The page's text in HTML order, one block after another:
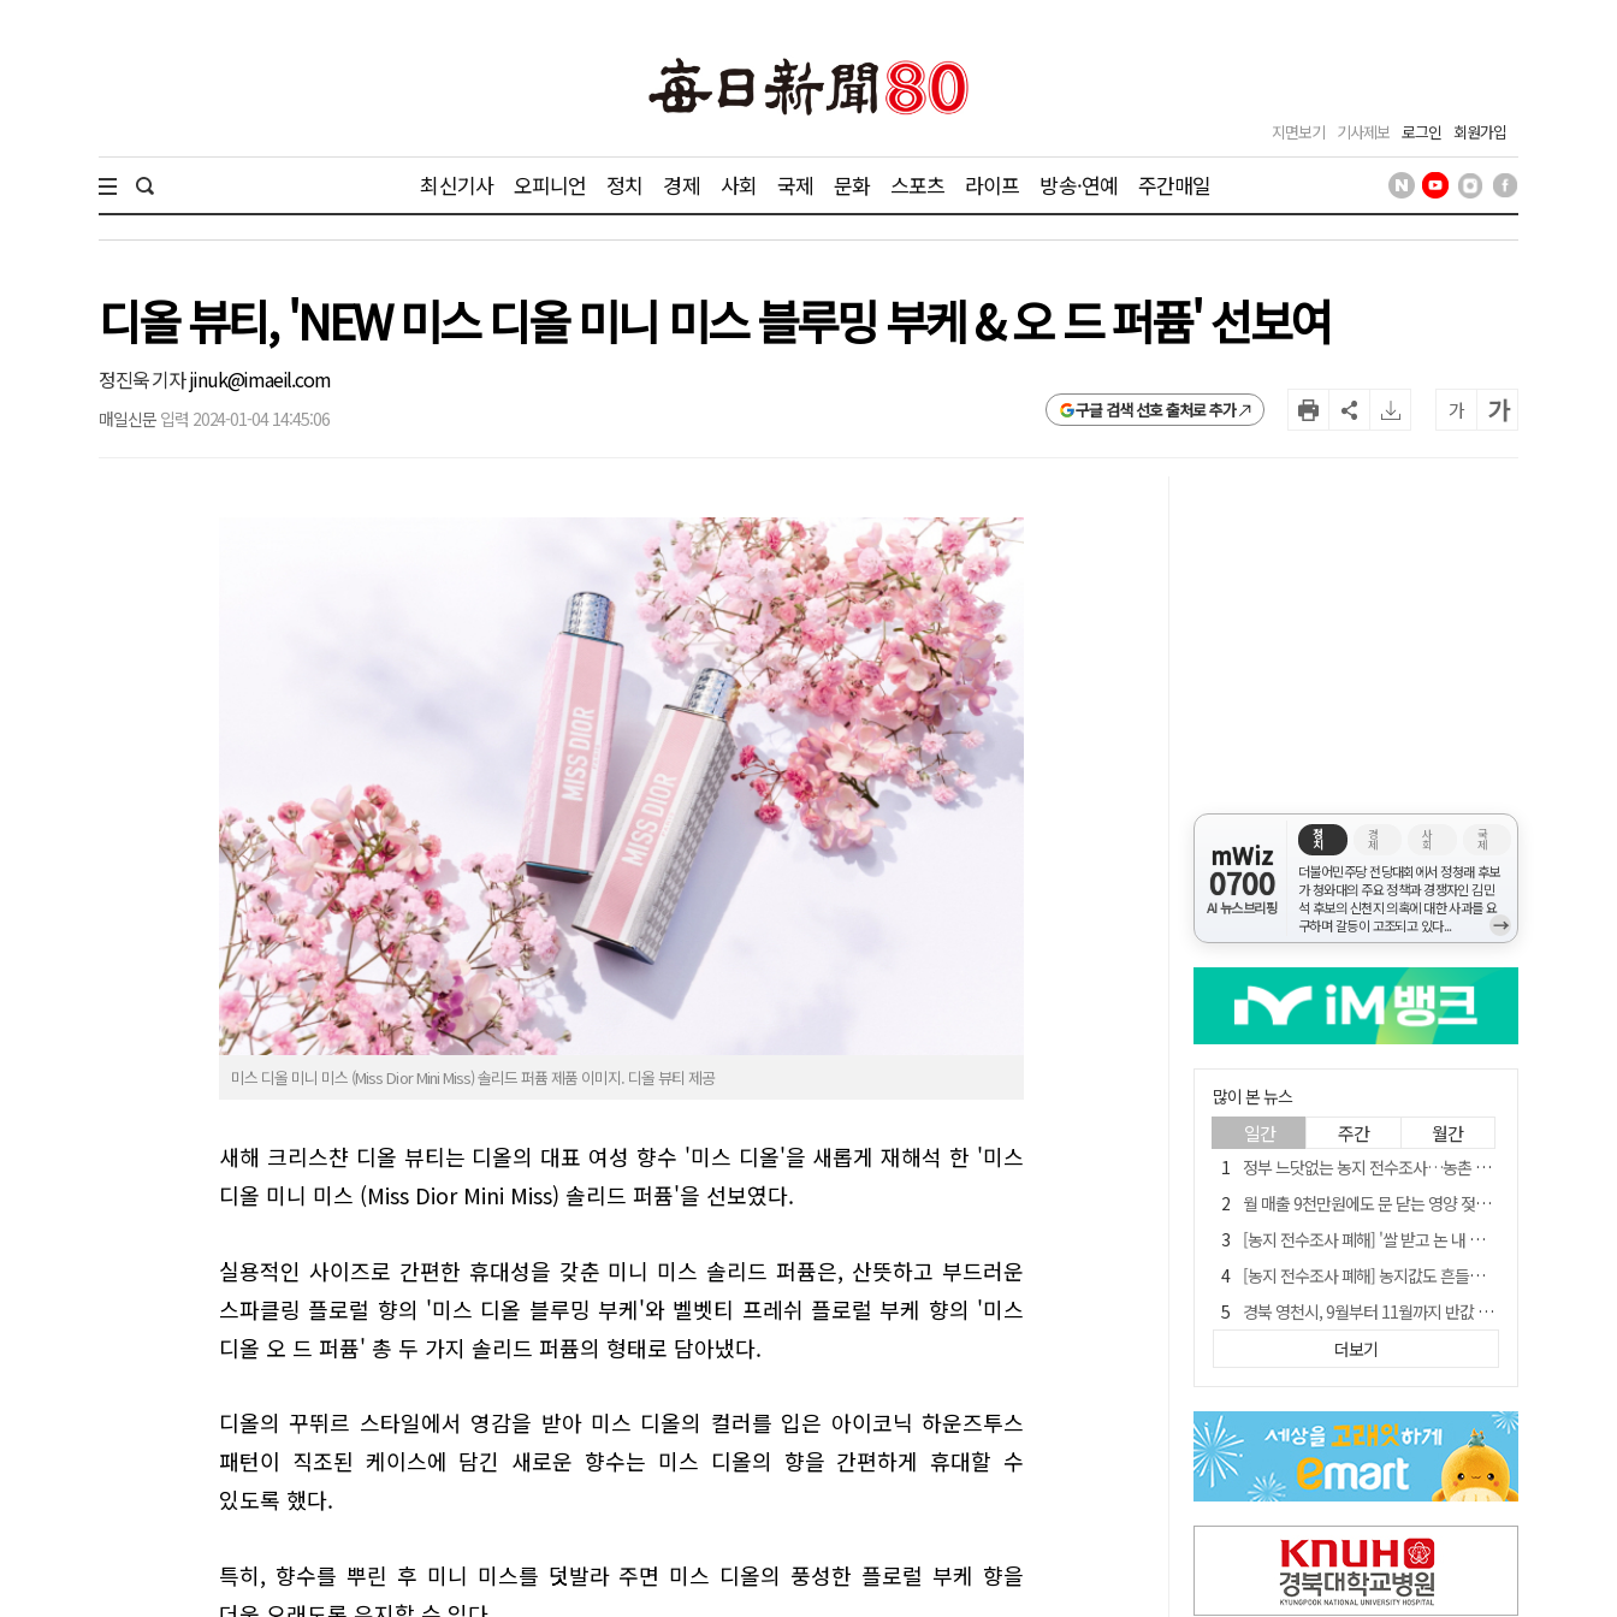
지면보기 기사제보 로그인 회원가입
최신기사 오피니언 정치 경제 사회 국제 문화 스포츠 라이프 방송·연예 주간매일
디올 뷰티, 'NEW 미스 디올 미니 미스 블루밍 부케 & 오 드 퍼퓸' 선보여
정진욱 기자jinuk@imaeil.com
매일신문 입력 2024-01-04 14:45:06 구글 검색 선호 출처로 추가 가 가
미스 디올 미니 미스 (Miss Dior Mini Miss) 솔리드 퍼퓸 제품 이미지. 디올 뷰티 제공
새해 크리스챤 디올 뷰티는 디올의 대표 여성 향수 '미스 디올'을 새롭게 재해석 한 '미스
디올 미니 미스 (Miss Dior Mini Miss) 솔리드 퍼퓸'을 선보였다.
실용적인 사이즈로 간편한 휴대성을 갖춘 미니 미스 솔리드 퍼퓸은, 산뜻하고 부드러운
스파클링 플로럴 향의 '미스 디올 블루밍 부케'와 벨벳티 프레쉬 플로럴 부케 향의 '미스
디올 오 드 퍼퓸' 총 두 가지 솔리드 퍼퓸의 형태로 담아냈다.
디올의 꾸뛰르 스타일에서 영감을 받아 미스 디올의 컬러를 입은 아이코닉 하운즈투스
패턴이 직조된 케이스에 담긴 새로운 향수는 미스 디올의 향을 간편하게 휴대할 수
있도록 했다.
특히, 향수를 뿌린 후 미니 미스를 덧발라 주면 미스 디올의 풍성한 플로럴 부케 향을
mWiz
0700
AI 뉴스브리핑
정
치
경
제
사
회
국
제
더불어민주당 전당대회에서 정청래 후보
가 청와대의 주요 정책과 경쟁자인 김민
석 후보의 신천지 의혹에 대한 사과를 요
구하며 갈등이 고조되고 있다...
→
많이 본 뉴스
일간 주간 월간
정부 느닷없는 농지 전수조사…농촌 들쑤시는 '경자유전'의 칼날
월 매출 9천만원에도 문 닫는 영양 젖소농장… "일할 사람이 없어"
[농지 전수조사 폐해] '쌀 받고 논 내 준' 도지농 이제 어쩌나?
[농지 전수조사 폐해] 농지값도 흔들리나…"도지 막히면 헐값 매물 나올 수도"
경북 영천시, 9월부터 11월까지 반값 여행 혜택 제공
국민 51.9% "李 대통령 재판 재개 필요하다"
아쉬운 태클
[농지 전수조사 폐해] 실경작농·청년농 부담도 커진다
김주수 전 의성군수 공덕비 결국 철거… 문화재법 위반 원상복구
더보기